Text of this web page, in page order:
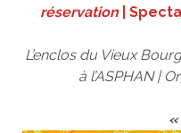
réservation
|
L’enclos du Vieux
à l’ASPHAN |
«